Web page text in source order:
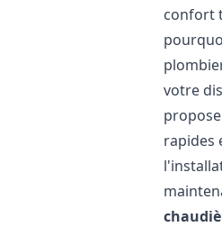
confort
votre
rapides